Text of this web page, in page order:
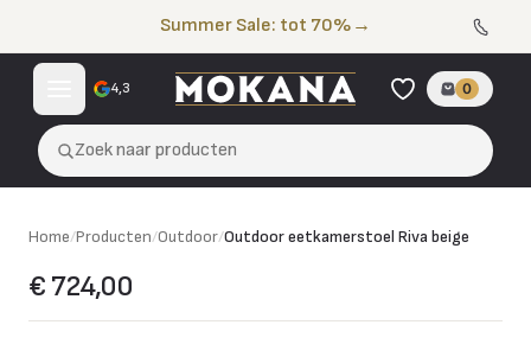
Summer Sale: tot 70% →
4,3 0
Zoek naar producten
Home/Producten/Outdoor/Outdoor eetkamerstoel Riva beige
€ 724,00